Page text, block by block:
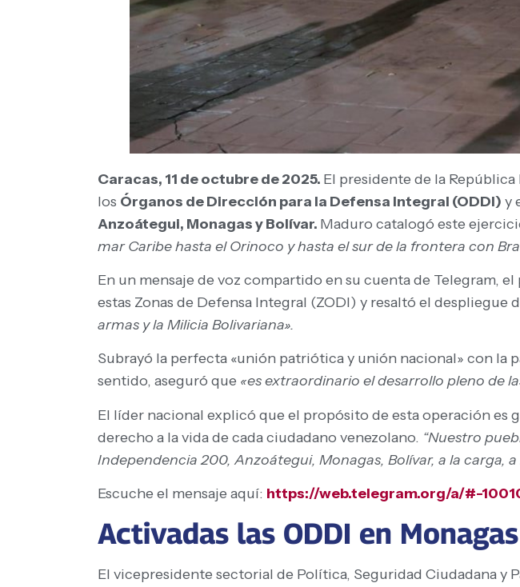
Caracas, 11 de octubre de 2025. El presidente de la
los Órganos de Dirección para la Defensa Integral (ODDI) y
Anzoátegui, Monagas y Bolívar. Maduro catalogó este
mar Caribe hasta el Orinoco y hasta el sur de la frontera con
En un mensaje de voz compartido en su cuenta de Telegram,
estas Zonas de Defensa Integral (ZODI) y resaltó el despliegue
armas y la Milicia Bolivariana».
Subrayó la perfecta «unión patriótica y unión nacional» con la
sentido, aseguró que «es extraordinario el desarrollo pleno de
El líder nacional explicó que el propósito de esta operación
derecho a la vida de cada ciudadano venezolano. “Nuestro
Independencia 200, Anzoátegui, Monagas, Bolívar, a la carga,
Escuche el mensaje aquí: https://web.telegram.org/a/#-
Activadas las ODDI en Monagas
El vicepresidente sectorial de Política, Seguridad Ciudadana y